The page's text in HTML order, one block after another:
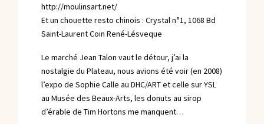
http://moulinsart.net/
Et un chouette resto chinois : Crystal n°1, 1068 Bd
Saint-Laurent Coin René-Lésveque
Le marché Jean Talon vaut le détour, j’ai la
nostalgie du Plateau, nous avions été voir (en 2008)
l’expo de Sophie Calle au DHC/ART et celle sur YSL
au Musée des Beaux-Arts, les donuts au sirop
d’érable de Tim Hortons me manquent…